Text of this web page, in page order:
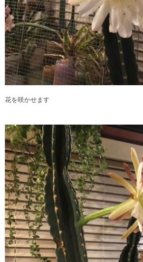
花を咲かせます